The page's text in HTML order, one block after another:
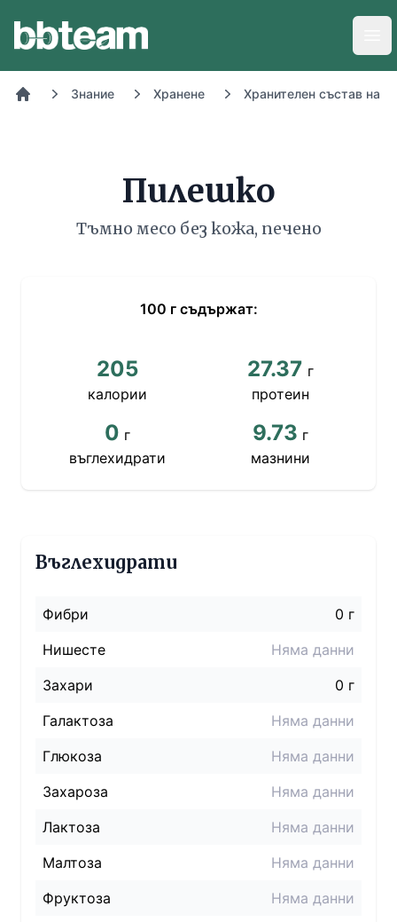
Знание Хранене Хранителен състав на
Пилешко
Тъмно месо без кожа, печено
100 г съдържат:
205
калории
27.37 г
протеин
0 г
въглехидрати
9.73 г
мазнини
Въглехидрати
Фибри
0 г
Нишесте
Няма данни
Захари
0 г
Галактоза
Няма данни
Глюкоза
Няма данни
Захароза
Няма данни
Лактоза
Няма данни
Малтоза
Няма данни
Фруктоза
Няма данни